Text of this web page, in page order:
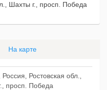
Шахты г., просп. Победа
На карте
Ростовская обл.,
просп. Победа